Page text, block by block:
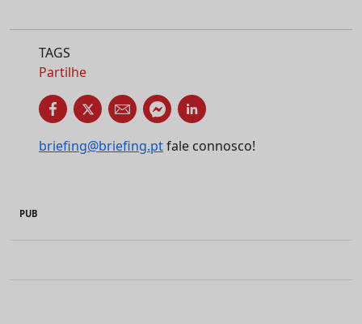
TAGS
Partilhe
briefing@briefing.ptfale connosco!
PUB